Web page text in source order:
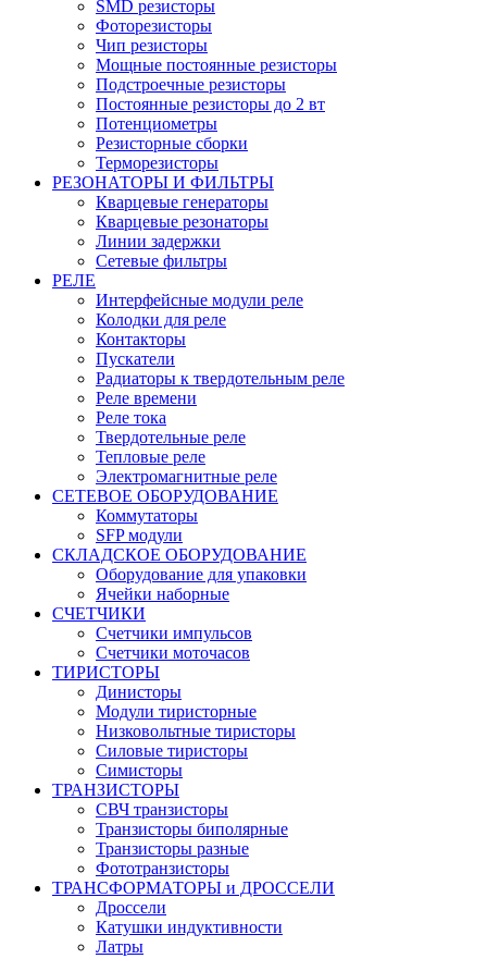
SMD резисторы
Фоторезисторы
Чип резисторы
Мощные постоянные резисторы
Подстроечные резисторы
Постоянные резисторы до 2 вт
Потенциометры
Резисторные сборки
Терморезисторы
РЕЗОНАТОРЫ И ФИЛЬТРЫ
Кварцевые генераторы
Кварцевые резонаторы
Линии задержки
Сетевые фильтры
РЕЛЕ
Интерфейсные модули реле
Колодки для реле
Контакторы
Пускатели
Радиаторы к твердотельным реле
Реле времени
Реле тока
Твердотельные реле
Тепловые реле
Электромагнитные реле
СЕТЕВОЕ ОБОРУДОВАНИЕ
Коммутаторы
SFP модули
СКЛАДСКОЕ ОБОРУДОВАНИЕ
Оборудование для упаковки
Ячейки наборные
СЧЕТЧИКИ
Счетчики импульсов
Счетчики моточасов
ТИРИСТОРЫ
Динисторы
Модули тиристорные
Низковольтные тиристоры
Силовые тиристоры
Симисторы
ТРАНЗИСТОРЫ
СВЧ транзисторы
Транзисторы биполярные
Транзисторы разные
Фототранзисторы
ТРАНСФОРМАТОРЫ и ДРОССЕЛИ
Дроссели
Катушки индуктивности
Латры